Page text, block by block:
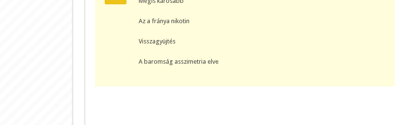
Az a fránya nikotin
Visszagyüjtés
A baromság asszimetria elve